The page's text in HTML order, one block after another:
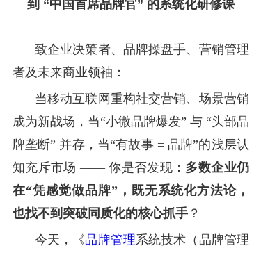
学术动态
培训课程
优秀案例
品牌孵化
饮用水专栏
关于我们
到 “中国首席品牌官” 的系统化研修课
致企业决策者、品牌操盘手、营销管理
者及未来商业领袖：
当移动互联网重构社交营销、场景营销
成为新战场，当“小微品牌爆发” 与 “头部品
牌垄断” 并存，当“有故事 = 品牌”的浅层认
知充斥市场 —— 你是否发现： 多数企业仍
在“凭感觉做品牌”，既无系统化方法论，
也找不到突破同质化的核心抓手？
今天，《品牌管理系统技术（品牌管理